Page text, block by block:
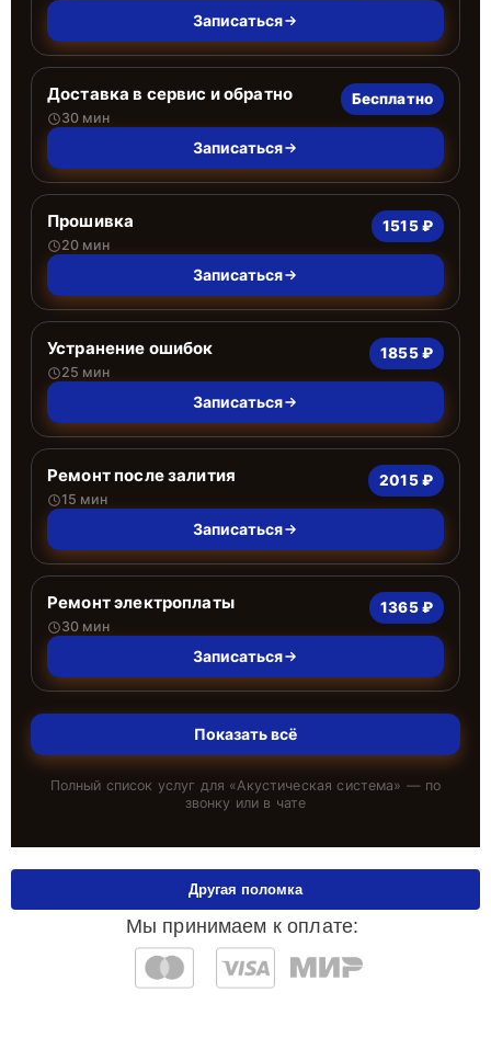
Записаться
Доставка в сервис и обратно
30 мин
Бесплатно
Записаться
Прошивка
20 мин
1515 ₽
Записаться
Устранение ошибок
25 мин
1855 ₽
Записаться
Ремонт после залития
15 мин
2015 ₽
Записаться
Ремонт электроплаты
30 мин
1365 ₽
Записаться
Показать всё
Полный список услуг для «Акустическая система» — по
звонку или в чате
Мы принимаем к оплате:
Другая поломка